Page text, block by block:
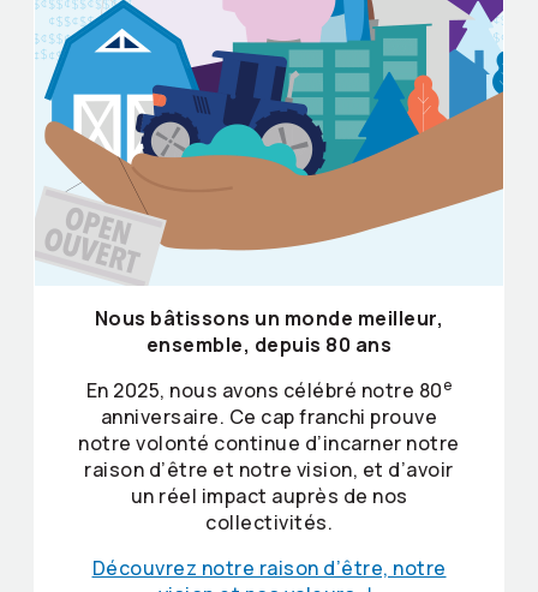
Nous bâtissons un monde meilleur,
ensemble, depuis 80 ans
En 2025, nous avons célébré notre 80e
anniversaire. Ce cap franchi prouve
notre volonté continue d’incarner notre
raison d’être et notre vision, et d’avoir
un réel impact auprès de nos
collectivités.
Découvrez notre raison d’être, notre